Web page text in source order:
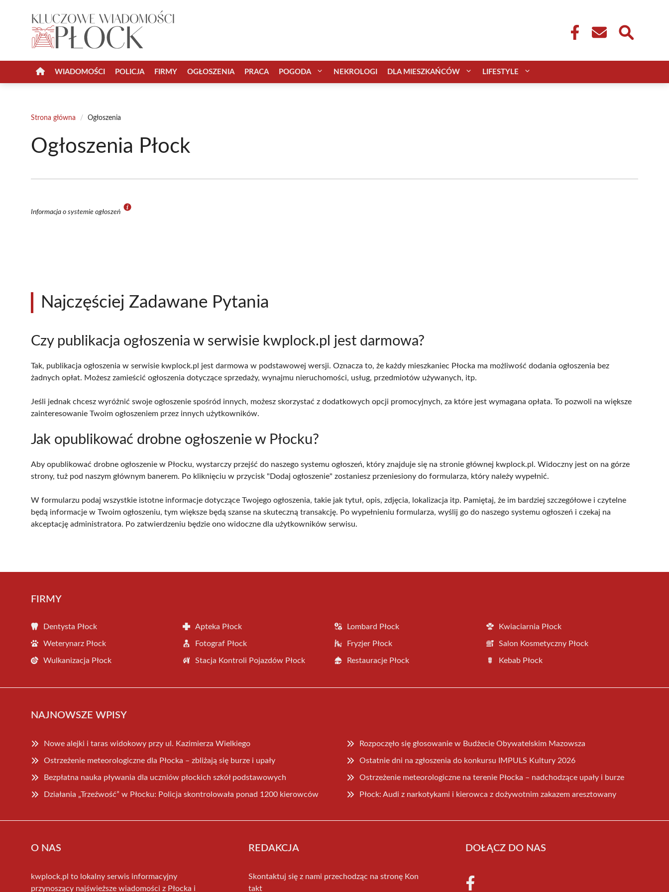
WIADOMOŚCI POLICJA FIRMY OGŁOSZENIA PRACA POGODA NEKROLOGI DLA MIESZKAŃCÓW LIFESTYLE
Strona główna / Ogłoszenia
Ogłoszenia Płock
Informacja o systemie ogłoszeń
Najczęściej Zadawane Pytania
Czy publikacja ogłoszenia w serwisie kwplock.pl jest darmowa?
Tak, publikacja ogłoszenia w serwisie kwplock.pl jest darmowa w podstawowej wersji. Oznacza to, że każdy mieszkaniec Płocka ma możliwość dodania ogłoszenia bez
żadnych opłat. Możesz zamieścić ogłoszenia dotyczące sprzedaży, wynajmu nieruchomości, usług, przedmiotów używanych, itp.
Jeśli jednak chcesz wyróżnić swoje ogłoszenie spośród innych, możesz skorzystać z dodatkowych opcji promocyjnych, za które jest wymagana opłata. To pozwoli na większe
zainteresowanie Twoim ogłoszeniem przez innych użytkowników.
Jak opublikować drobne ogłoszenie w Płocku?
Aby opublikować drobne ogłoszenie w Płocku, wystarczy przejść do naszego systemu ogłoszeń, który znajduje się na stronie głównej kwplock.pl. Widoczny jest on na górze
strony, tuż pod naszym głównym banerem. Po kliknięciu w przycisk "Dodaj ogłoszenie" zostaniesz przeniesiony do formularza, który należy wypełnić.
W formularzu podaj wszystkie istotne informacje dotyczące Twojego ogłoszenia, takie jak tytuł, opis, zdjęcia, lokalizacja itp. Pamiętaj, że im bardziej szczegółowe i czytelne
będą informacje w Twoim ogłoszeniu, tym większe będą szanse na skuteczną transakcję. Po wypełnieniu formularza, wyślij go do naszego systemu ogłoszeń i czekaj na
akceptację administratora. Po zatwierdzeniu będzie ono widoczne dla użytkowników serwisu.
FIRMY
Dentysta Płock Apteka Płock Lombard Płock Kwiaciarnia Płock
Weterynarz Płock Fotograf Płock Fryzjer Płock Salon Kosmetyczny Płock
Wulkanizacja Płock Stacja Kontroli Pojazdów Płock Restauracje Płock Kebab Płock
NAJNOWSZE WPISY
Nowe alejki i taras widokowy przy ul. Kazimierza Wielkiego Rozpoczęło się głosowanie w Budżecie Obywatelskim Mazowsza
Ostrzeżenie meteorologiczne dla Płocka – zbliżają się burze i upały Ostatnie dni na zgłoszenia do konkursu IMPULS Kultury 2026
Bezpłatna nauka pływania dla uczniów płockich szkół podstawowych Ostrzeżenie meteorologiczne na terenie Płocka – nadchodzące upały i burze
Działania „Trzeźwość” w Płocku: Policja skontrolowała ponad 1200 kierowców Płock: Audi z narkotykami i kierowca z dożywotnim zakazem aresztowany
O NAS
kwplock.pl to lokalny serwis informacyjny
przynoszący najświeższe wiadomości z Płocka i
REDAKCJA
Skontaktuj się z nami przechodząc na stronę Kon
takt
DOŁĄCZ DO NAS